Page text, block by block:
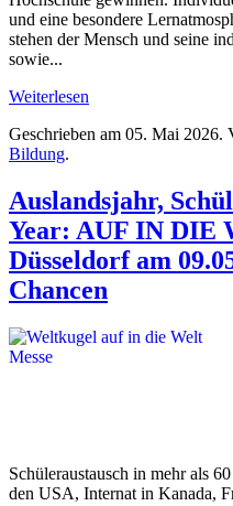
und eine besondere
stehen der Mensch und seine
sowie...
Weiterlesen
Geschrieben am 05. Mai 2026.
Bildung.
Auslandsjahr,
Year: AUF IN DIE
Düsseldorf am
Chancen
Schüleraustausch in mehr als
den USA, Internat in Kanada,